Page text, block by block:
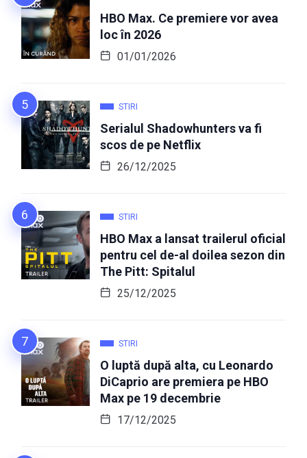
HBO Max. Ce premiere vor avea
loc în 2026
01/01/2026
STIRI
Serialul Shadowhunters va fi
scos de pe Netflix
26/12/2025
STIRI
HBO Max a lansat trailerul oficial
pentru cel de-al doilea sezon din
The Pitt: Spitalul
25/12/2025
STIRI
O luptă după alta, cu Leonardo
DiCaprio are premiera pe HBO
Max pe 19 decembrie
17/12/2025